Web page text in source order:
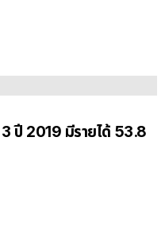
ปี 2019 มีรายได้ 53.8